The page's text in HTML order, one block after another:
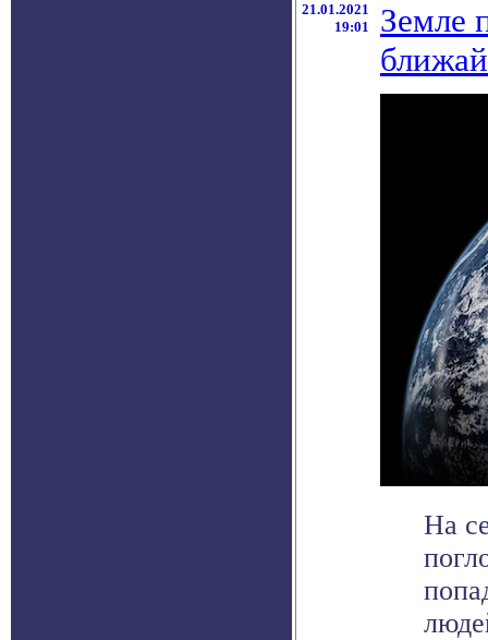
21.01.2021
19:01
Земле
На